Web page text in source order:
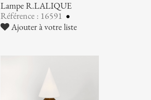
Lampe R.LALIQUE
Référence : 16591
Ajouter à votre liste